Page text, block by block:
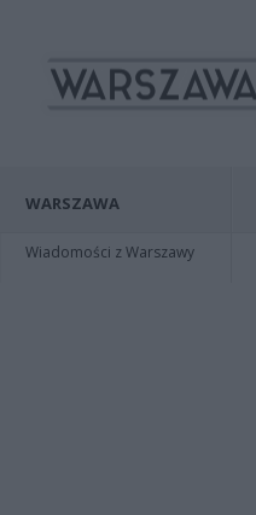
WARSZAWA
Wiadomości z Warszawy